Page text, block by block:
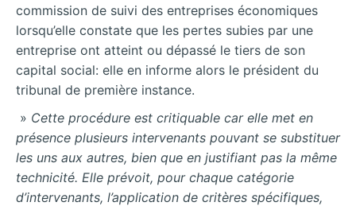
commission de suivi des entreprises économiques
lorsqu’elle constate que les pertes subies par une
entreprise ont atteint ou dépassé le tiers de son
capital social: elle en informe alors le président du
tribunal de première instance.
» Cette procédure est critiquable car elle met en
présence plusieurs intervenants pouvant se substituer
les uns aux autres, bien que en justifiant pas la même
technicité. Elle prévoit, pour chaque catégorie
d’intervenants, l’application de critères spécifiques,